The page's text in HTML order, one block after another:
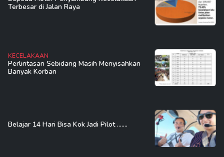
Terbesar di Jalan Raya
KECELAKAAN
Perlintasan Sebidang Masih Menyisahkan
Banyak Korban
Belajar 14 Hari Bisa Kok Jadi Pilot .......